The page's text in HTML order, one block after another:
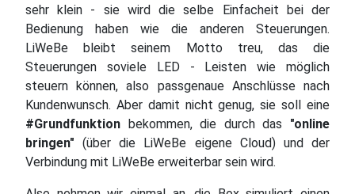
sehr klein - sie wird die selbe Einfacheit bei der
Bedienung haben wie die anderen Steuerungen.
LiWeBe bleibt seinem Motto treu, das die
Steuerungen soviele LED - Leisten wie möglich
steuern können, also passgenaue Anschlüsse nach
Kundenwunsch. Aber damit nicht genug, sie soll eine
#Grundfunktion bekommen, die durch das "online
bringen" (über die LiWeBe eigene Cloud) und der
Verbindung mit LiWeBe erweiterbar sein wird.